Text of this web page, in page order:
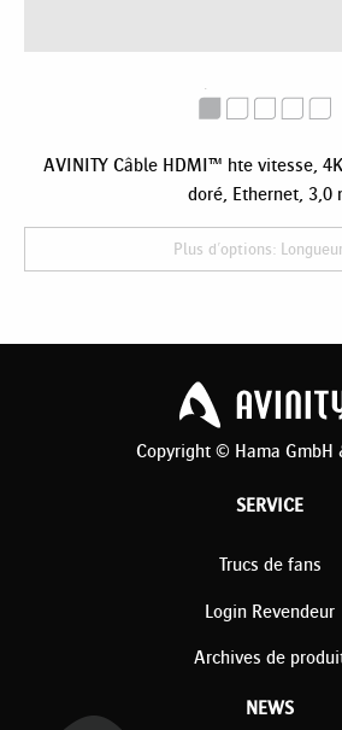
AVINITY Câble HDMI™ hte vitesse,
doré, Ethernet, 3,0
Plus d'options:
Copyright © Hama GmbH
SERVICE
Trucs de fans
Login Revendeur
Archives de
NEWS